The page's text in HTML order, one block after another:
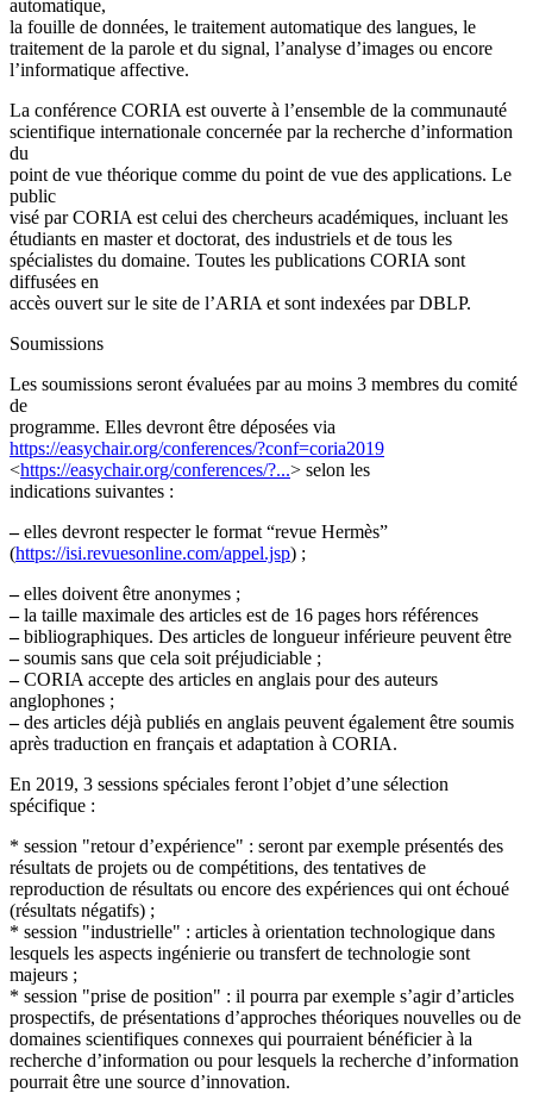
automatique,
la fouille de données, le traitement automatique des langues, le
traitement de la parole et du signal, l’analyse d’images ou encore
l’informatique affective.
La conférence CORIA est ouverte à l’ensemble de la communauté
scientifique internationale concernée par la recherche d’information
du
point de vue théorique comme du point de vue des applications. Le
public
visé par CORIA est celui des chercheurs académiques, incluant les
étudiants en master et doctorat, des industriels et de tous les
spécialistes du domaine. Toutes les publications CORIA sont
diffusées en
accès ouvert sur le site de l’ARIA et sont indexées par DBLP.
Soumissions
Les soumissions seront évaluées par au moins 3 membres du comité
de
programme. Elles devront être déposées via
https://easychair.org/conferences/?conf=coria2019
<https://easychair.org/conferences/?...> selon les
indications suivantes :
–elles devront respecter le format “revue Hermès”
(https://isi.revuesonline.com/appel.jsp) ;
–elles doivent être anonymes ;
–la taille maximale des articles est de 16 pages hors références
–bibliographiques. Des articles de longueur inférieure peuvent être
–soumis sans que cela soit préjudiciable ;
–CORIA accepte des articles en anglais pour des auteurs
anglophones ;
–des articles déjà publiés en anglais peuvent également être soumis
après traduction en français et adaptation à CORIA.
En 2019, 3 sessions spéciales feront l’objet d’une sélection
spécifique :
* session "retour d’expérience" : seront par exemple présentés des
résultats de projets ou de compétitions, des tentatives de
reproduction de résultats ou encore des expériences qui ont échoué
(résultats négatifs) ;
* session "industrielle" : articles à orientation technologique dans
lesquels les aspects ingénierie ou transfert de technologie sont
majeurs ;
* session "prise de position" : il pourra par exemple s’agir d’articles
prospectifs, de présentations d’approches théoriques nouvelles ou de
domaines scientifiques connexes qui pourraient bénéficier à la
recherche d’information ou pour lesquels la recherche d’information
pourrait être une source d’innovation.